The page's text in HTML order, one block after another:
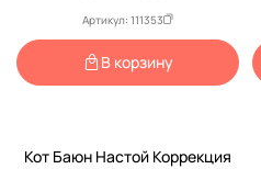
Артикул: 111353
В корзину
Кот Баюн Настой Коррекция